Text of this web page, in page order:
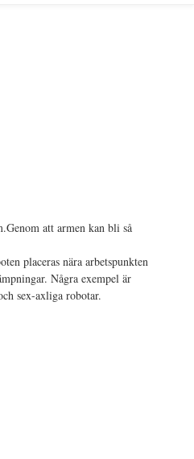
att armen kan bli så
placeras nära arbetspunkten
Några exempel är
sex-axliga robotar.